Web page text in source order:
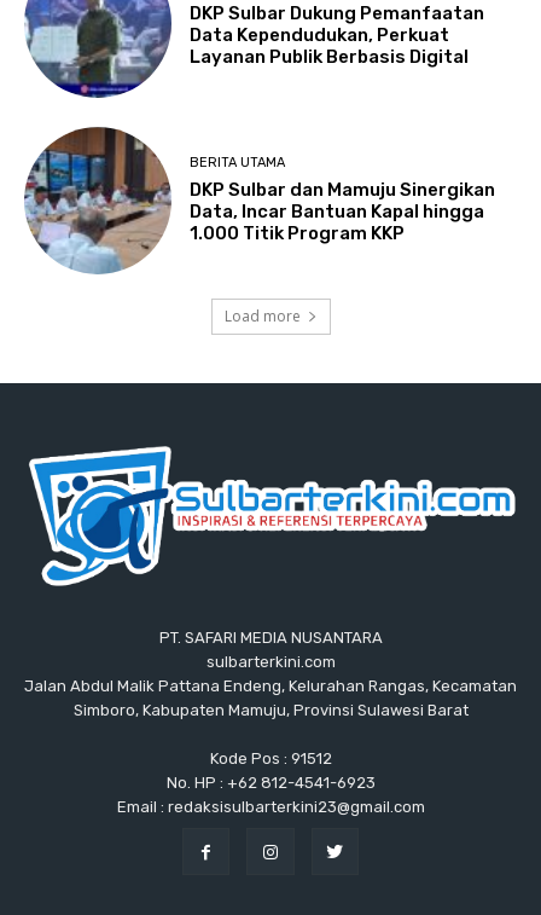
DKP Sulbar Dukung Pemanfaatan
Data Kependudukan, Perkuat
Layanan Publik Berbasis Digital
BERITA UTAMA
DKP Sulbar dan Mamuju Sinergikan
Data, Incar Bantuan Kapal hingga
1.000 Titik Program KKP
Load more
PT. SAFARI MEDIA NUSANTARA
sulbarterkini.com
Jalan Abdul Malik Pattana Endeng, Kelurahan Rangas, Kecamatan
Simboro, Kabupaten Mamuju, Provinsi Sulawesi Barat
Kode Pos : 91512
No. HP : +62 812-4541-6923
Email : redaksisulbarterkini23@gmail.com